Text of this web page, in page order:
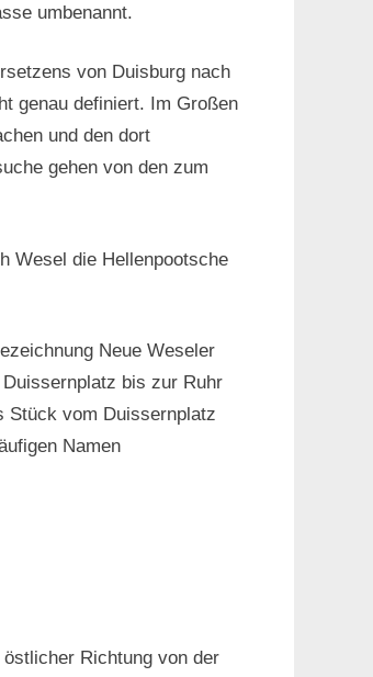
umbenannt.
von Duisburg nach
genau definiert. Im Großen
und den dort
gehen von den zum
Wesel die Hellenpootsche
Neue Weseler
bis zur Ruhr
Stück vom Duissernplatz
Namen
Richtung von der